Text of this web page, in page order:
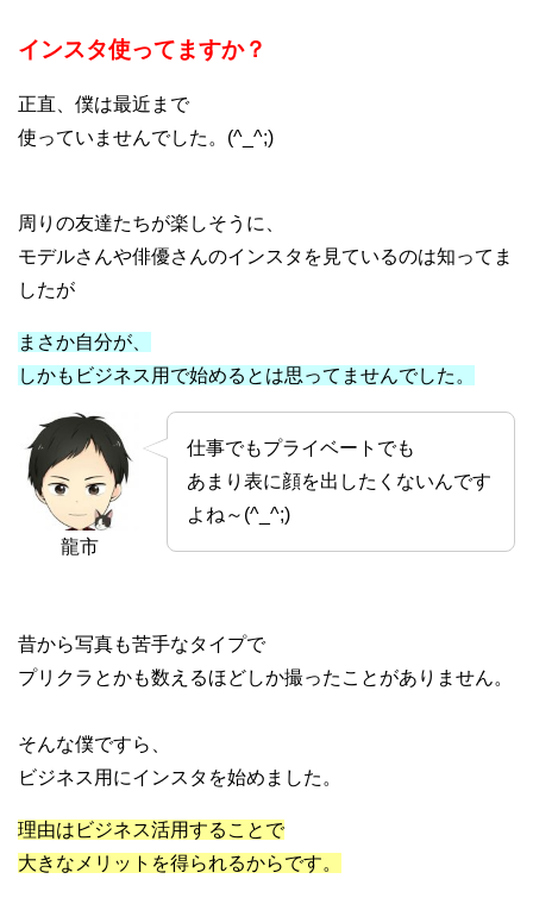
インスタ使ってますか？
正直、僕は最近まで
使っていませんでした。(^_^;)
周りの友達たちが楽しそうに、
モデルさんや俳優さんのインスタを見ているのは知ってま
したが
まさか自分が、
しかもビジネス用で始めるとは思ってませんでした。
龍市
仕事でもプライベートでも
あまり表に顔を出したくないんです
よね～(^_^;)
昔から写真も苦手なタイプで
プリクラとかも数えるほどしか撮ったことがありません。
そんな僕ですら、
ビジネス用にインスタを始めました。
理由はビジネス活用することで
大きなメリットを得られるからです。